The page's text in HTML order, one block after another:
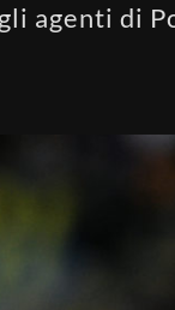
agenti di